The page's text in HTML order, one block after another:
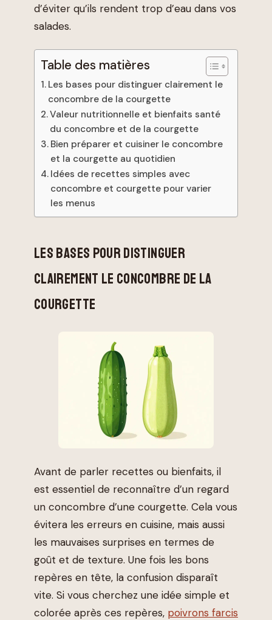
d’éviter qu’ils rendent trop d’eau dans vos
salades.
Table des matières
Les bases pour distinguer clairement le
concombre de la courgette
Valeur nutritionnelle et bienfaits santé
du concombre et de la courgette
Bien préparer et cuisiner le concombre
et la courgette au quotidien
Idées de recettes simples avec
concombre et courgette pour varier
les menus
LES BASES POUR DISTINGUER
CLAIREMENT LE CONCOMBRE DE LA
COURGETTE
Avant de parler recettes ou bienfaits, il
est essentiel de reconnaître d’un regard
un concombre d’une courgette. Cela vous
évitera les erreurs en cuisine, mais aussi
les mauvaises surprises en termes de
goût et de texture. Une fois les bons
repères en tête, la confusion disparaît
vite. Si vous cherchez une idée simple et
colorée après ces repères, poivrons farcis